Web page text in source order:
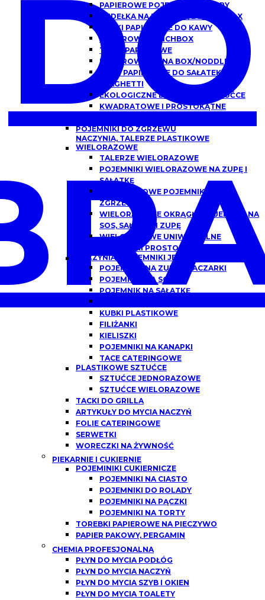
DO
PAPIEROWE POJEMNIKI DO ZUPY
PUDEŁKA NA BURGERY/BURGER BOX
KUBKI PAPIEROWE DO KAWY
PAPIEROWE LUNCHBOX
TACKI PAPIEROWE
PAPIEROWE CHINA BOX/NODDLEBOX
MISKI PAPIEROWE DO SAŁATEK,
SPAGHETTI
EKOLOGICZNE DREWNIANE SZTUĆCE
KWADRATOWE I PROSTOKĄTNE
POJEMNIKI DO ZGRZEWU
NACZYNIA, TALERZE PLASTIKOWE
WIELORAZOWE
TALERZE WIELORAZOWE
POJEMNIKI WIELORAZOWE NA ZUPĘ I
SAŁATKĘ
WIELORAZOWE POJEMNIKI DO
ZGRZEWU
WIELORAZOWE OKRĄGŁE POJEMNIKI NA
SOS, SAŁATKĘ I ZUPĘ
WIELORAZOWE UNIWERSALNE
POJEMNIKI PROSTOKĄTNE
NACZYNIA I POJEMNIKI JEDNORAZOWE
POJEMNIKI NA ZUPĘ, FLACZARKI
POJEMNIKI NA SOS
POJEMNIK NA SAŁATKĘ
KUBKI PLASTIKOWE
FILIŻANKI
KIELISZKI
POJEMNIKI NA KANAPKI
TACE CATERINGOWE
PLASTIKOWE SZTUĆCE
SZTUĆCE JEDNORAZOWE
SZTUĆCE WIELORAZOWE
TACKI DO GRILLA
ARTYKUŁY DO MYCIA NACZYŃ
FOLIE CATERINGOWE
SERWETKI
WORECZKI NA ŻYWNOŚĆ
PIEKARNIE I CUKIERNIE
POJEMINIKI CUKIERNICZE
POJEMNIKI NA CIASTO
POJEMNIKI DO ROLADY
POJEMNIKI NA PĄCZKI
POJEMNIKI NA TORTY
TOREBKI PAPIEROWE NA PIECZYWO
PAPIER PAKOWY, PERGAMIN
CHEMIA PROFESJONALNA
PŁYN DO MYCIA PODŁÓG
PŁYN DO MYCIA NACZYŃ
PŁYN DO MYCIA SZYB I OKIEN
PŁYN DO MYCIA TOALETY